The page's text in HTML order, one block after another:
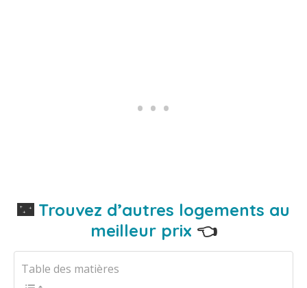
🌃 Trouvez d’autres logements au
meilleur prix 👈
Table des matières